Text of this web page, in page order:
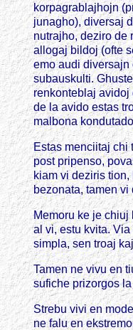
korpagrablajhojn
junagho), diversaj
nutrajho, deziro de
allogaj bildoj (ofte
emo audi
subauskulti.
renkonteblaj avidoj
de la avido estas
malbona
Estas menciitaj chi
post pripenso,
kiam vi deziris
bezonata, tamen
Memoru ke je chiuj
al vi, estu kvita.
simpla, sen troaj
Tamen ne vivu en
sufiche prizorgos
Strebu vivi en
ne falu en